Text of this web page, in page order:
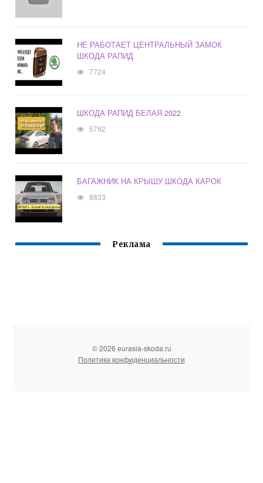
НЕ РАБОТАЕТ ЦЕНТРАЛЬНЫЙ ЗАМОК
ШКОДА РАПИД
7724
ШКОДА РАПИД БЕЛАЯ 2022
5792
БАГАЖНИК НА КРЫШУ ШКОДА КАРОК
8833
Реклама
© 2026 eurasia-skoda.ru
Политика конфиденциальности